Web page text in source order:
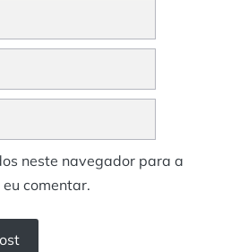
neste navegador para a
comentar.